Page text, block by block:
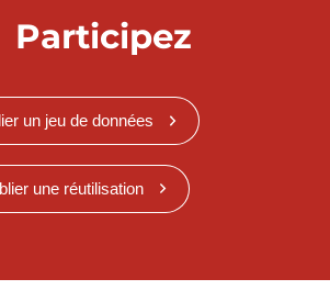
Participez
un jeu de données
une réutilisation